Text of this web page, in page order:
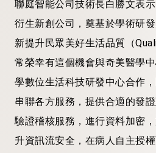
聯庭智能公司技術長白勝文表
衍生新創公司，奠基於學術研
新提升民眾美好生活品質（
常榮幸有這個機會與奇美醫學
學數位生活科技研發中心合作
串聯各方服務，提供合適的發
驗證稽核服務，進行資料加密
升資訊流安全，在病人自主授